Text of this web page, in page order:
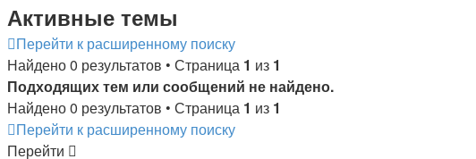
Активные темы
Перейти к расширенному поиску
Найдено 0 результатов • Страница 1 из 1
Подходящих тем или сообщений не найдено.
Найдено 0 результатов • Страница 1 из 1
Перейти к расширенному поиску
Перейти